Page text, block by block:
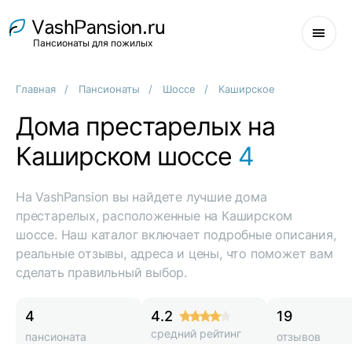
Пансионаты для пожилых
Главная Пансионаты Шоссе Каширское
Дома престарелых на
Каширском шоссе 4
На VashPansion вы найдете лучшие дома
престарелых, расположенные на Каширском
шоссе. Наш каталог включает подробные описания,
реальные отзывы, адреса и цены, что поможет вам
сделать правильный выбор.
4
пансионата
4.2
средний рейтинг
19
отзывов